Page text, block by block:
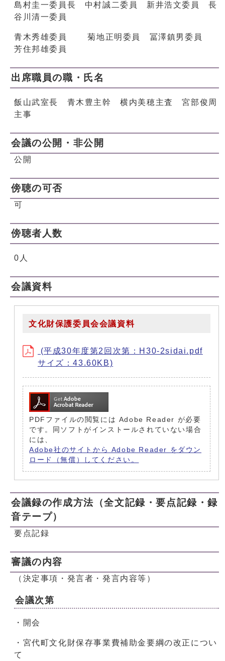
島村圭一委員長 中村誠二委員 新井浩文委員 長
谷川清一委員
青木秀雄委員 菊地正明委員 冨澤鎮男委員
芳住邦雄委員
出席職員の職・氏名
飯山武室長 青木豊主幹 横内美穂主査 宮部俊周
主事
会議の公開・非公開
公開
傍聴の可否
可
傍聴者人数
0人
会議資料
文化財保護委員会会議資料
(平成30年度第2回次第：H30-2sidai.pdf
サイズ：43.60KB)
PDFファイルの閲覧には Adobe Reader が必要
です。同ソフトがインストールされていない場合
には、
Adobe社のサイトから Adobe Reader をダウン
ロード（無償）してください。
会議録の作成方法（全文記録・要点記録・録
音テープ）
要点記録
審議の内容
（決定事項・発言者・発言内容等）
会議次第
・開会
・宮代町文化財保存事業費補助金要綱の改正につい
て